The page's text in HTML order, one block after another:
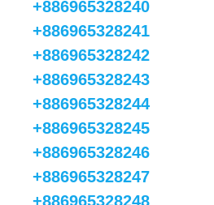
+886965328240
+886965328241
+886965328242
+886965328243
+886965328244
+886965328245
+886965328246
+886965328247
+886965328248